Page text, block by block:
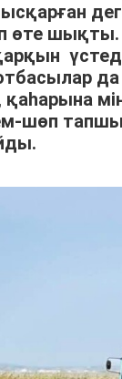
өте
шөп